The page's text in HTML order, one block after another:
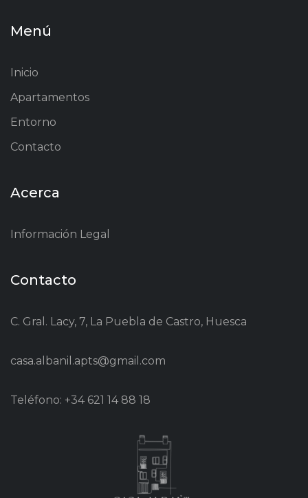
Menú
Inicio
Apartamentos
Entorno
Contacto
Acerca
Información Legal
Contacto
C. Gral. Lacy, 7, La Puebla de Castro, Huesca
casa.albanil.apts@gmail.com
Teléfono: +34 621 14 88 18